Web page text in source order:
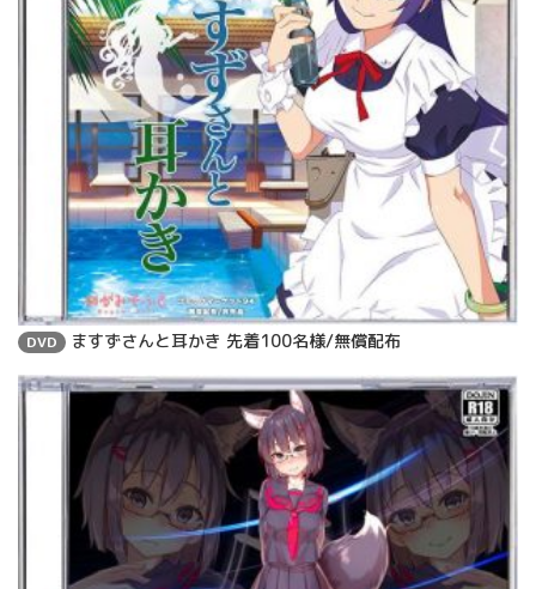
DVD ますずさんと耳かき 先着100名様/無償配布